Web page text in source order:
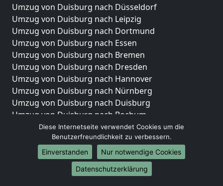
Umzug von Duisburg nach Düsseldorf
Umzug von Duisburg nach Leipzig
Umzug von Duisburg nach Dortmund
Umzug von Duisburg nach Essen
Umzug von Duisburg nach Bremen
Umzug von Duisburg nach Dresden
Umzug von Duisburg nach Hannover
Umzug von Duisburg nach Nürnberg
Umzug von Duisburg nach Duisburg
Umzug von Duisburg nach Bochum
Umzug von Duisburg nach Wuppertal
Umzug von Duisburg nach Bielefeld
Umzug von Duisburg nach Bonn
Umzug von Duisburg nach Münster
Diese Internetseite verwendet Cookies um die
Benutzerfreundlichkeit zu verbessern.
Einverstanden
Nur notwendige Cookies
Datenschutzerklärung